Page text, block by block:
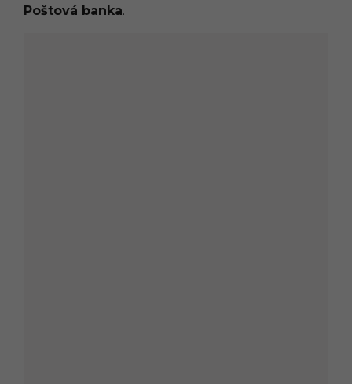
Poštová banka.